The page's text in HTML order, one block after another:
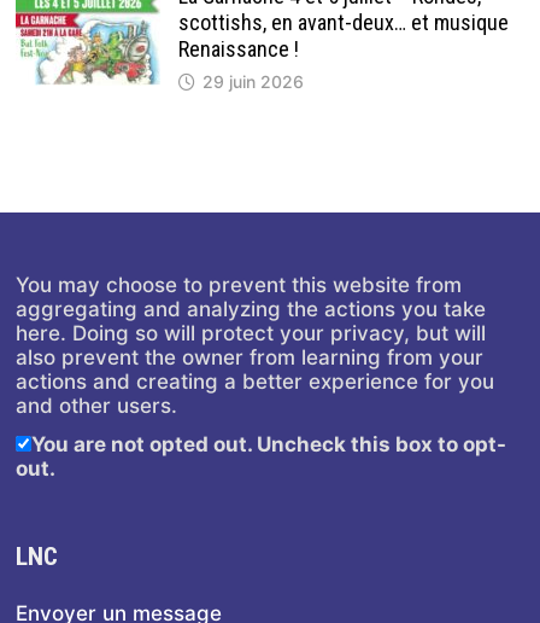
scottishs, en avant-deux… et musique
Renaissance !
29 juin 2026
You may choose to prevent this website from
aggregating and analyzing the actions you take
here. Doing so will protect your privacy, but will
also prevent the owner from learning from your
actions and creating a better experience for you
and other users.
You are not opted out. Uncheck this box to opt-
out.
LNC
Envoyer un message